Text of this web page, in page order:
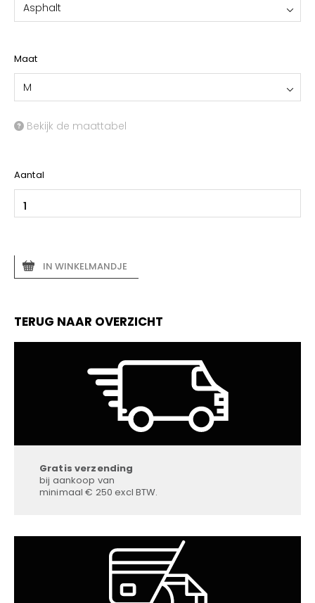
Asphalt
Maat
M
Bekijk de maattabel
Aantal
IN WINKELMANDJE
TERUG NAAR OVERZICHT
Gratis verzending
bij aankoop van
minimaal € 250 excl BTW.